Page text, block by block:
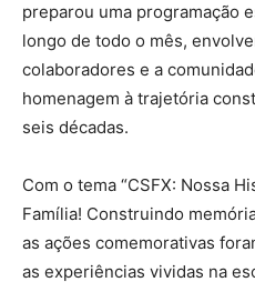
preparou uma programação
longo de todo o mês,
colaboradores e a
homenagem à trajetória
seis décadas.
Com o tema “CSFX: Nossa
Família! Construindo
as ações comemorativas
as experiências vividas na